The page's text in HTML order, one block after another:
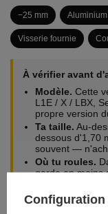
−25 mm
Visserie fournie
À vérifier avant
Modèle. Cette
L1E / X / LBX,
propre version
Ta taille. Au-
dessous d'1,70
souvent —
Où tu roules.
garde en moins
L'état de tes
elles sont